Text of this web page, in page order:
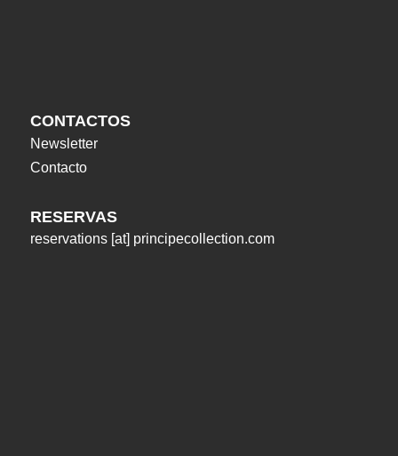
CONTACTOS
Newsletter
Contacto
RESERVAS
reservations[at] principecollection.com